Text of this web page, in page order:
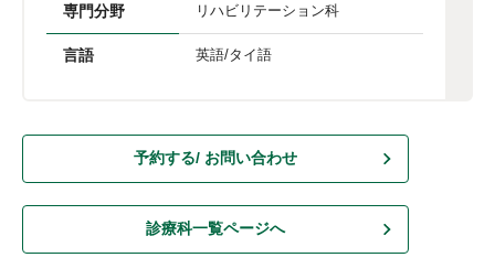
専門分野 リハビリテーション科
言語 英語/タイ語
予約する/ お問い合わせ
診療科一覧ページへ